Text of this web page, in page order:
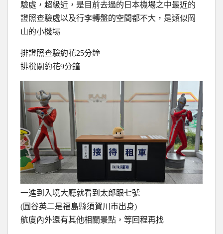
驗處，超級近，是目前去過的日本機場之中最近的
證照查驗處以及行李轉盤的空間都不大，是類似岡
山的小機場
排證照查驗約花25分鐘
排稅關約花9分鐘
一進到入境大廳就看到太郎跟七號
(圓谷英二是福島縣須賀川市出身)
航廈內外還有其他相關景點，等回程再找